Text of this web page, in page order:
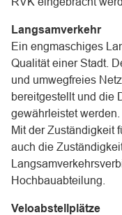
Langsamverkehr
Ein engmaschiges
Qualität einer Stadt.
und umwegfreies
bereitgestellt und die
gewährleistet werden.
Mit der Zuständigkeit
auch die
Hochbauabteilung.
Veloabstellplätze